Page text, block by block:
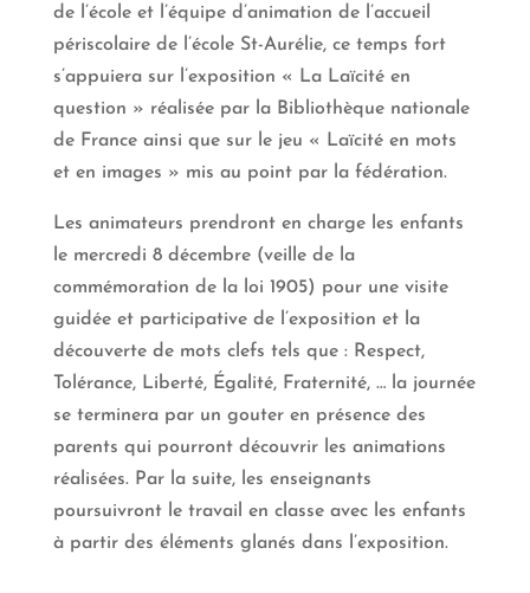
de l’école et l’équipe d’animation de l’accueil
périscolaire de l’école St-Aurélie, ce temps fort
s’appuiera sur l’exposition « La Laïcité en
question » réalisée par la Bibliothèque nationale
de France ainsi que sur le jeu « Laïcité en mots
et en images » mis au point par la fédération.
Les animateurs prendront en charge les enfants
le mercredi 8 décembre (veille de la
commémoration de la loi 1905) pour une visite
guidée et participative de l’exposition et la
découverte de mots clefs tels que : Respect,
Tolérance, Liberté, Égalité, Fraternité, … la journée
se terminera par un gouter en présence des
parents qui pourront découvrir les animations
réalisées. Par la suite, les enseignants
poursuivront le travail en classe avec les enfants
à partir des éléments glanés dans l’exposition.